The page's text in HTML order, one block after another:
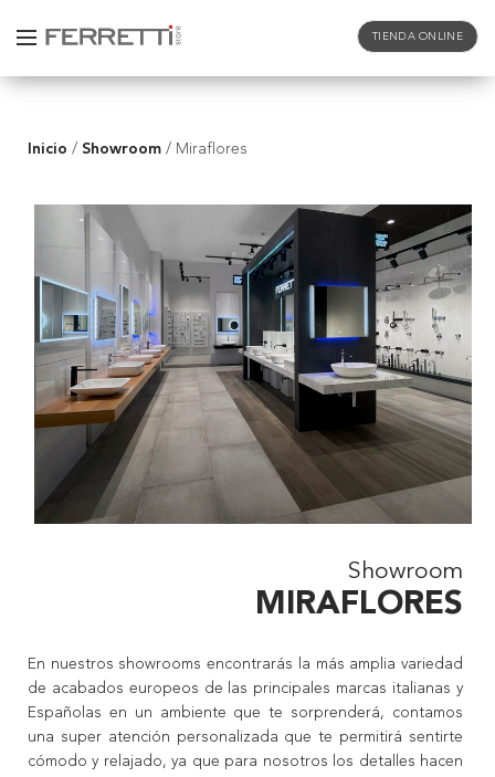
TIENDA ONLINE
Inicio / Showroom / Miraflores
Showroom
MIRAFLORES
En nuestros showrooms encontrarás la más amplia variedad
de acabados europeos de las principales marcas italianas y
Españolas en un ambiente que te sorprenderá, contamos
una super atención personalizada que te permitirá sentirte
cómodo y relajado, ya que para nosotros los detalles hacen